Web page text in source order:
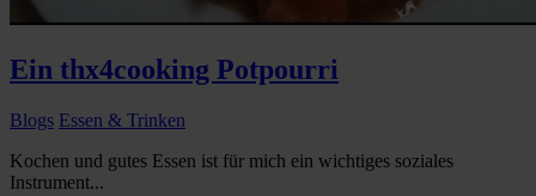
Ein thx4cooking Potpourri
Blogs Essen & Trinken
Kochen und gutes Essen ist für mich ein wichtiges soziales
Instrument...